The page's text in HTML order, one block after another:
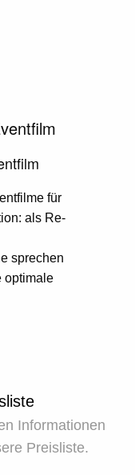
für
als Re-
sprechen
optimale
Informationen
Preisliste.